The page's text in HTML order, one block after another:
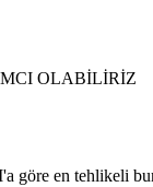
OLABİLİRİZ
göre en tehlikeli